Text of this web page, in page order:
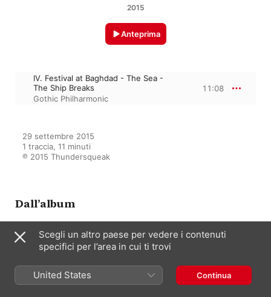
2015
Anteprima
IV. Festival at Baghdad - The Sea -
The Ship Breaks
Gothic Philharmonic
11:08
29 settembre 2015
1 traccia, 11 minuti
℗ 2015 Thundersqueak
Dall’album
Halloween Classical Music:
Macabre, Mysterious, Spooky
Vampire Chamber
Ensemble
Gothic Philharmonic
Scegli un altro paese per vedere i contenuti
specifici per l’area in cui ti trovi
United States Continua